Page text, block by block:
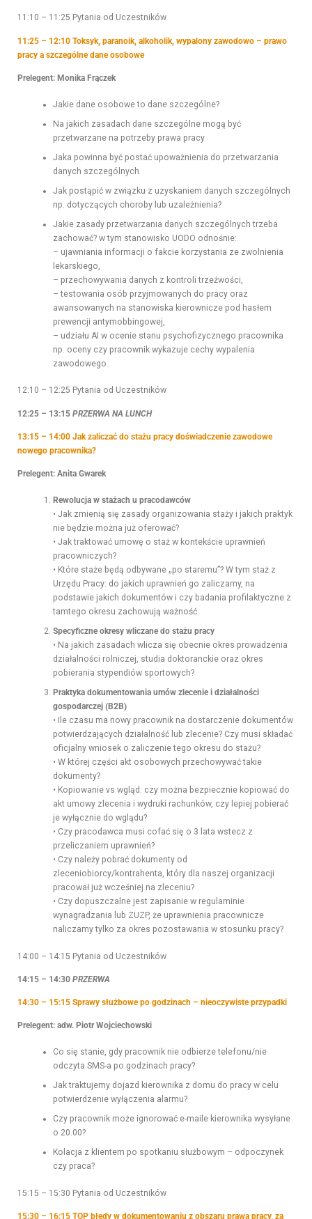
11:10 – 11:25 Pytania od Uczestników
11:25 – 12:10 Toksyk, paranoik, alkoholik, wypalony zawodowo – prawo
pracy a szczególne dane osobowe
Prelegent: Monika Frączek
Jakie dane osobowe to dane szczególne?
Na jakich zasadach dane szczególne mogą być
przetwarzane na potrzeby prawa pracy
Jaka powinna być postać upoważnienia do przetwarzania
danych szczególnych
Jak postąpić w związku z uzyskaniem danych szczególnych
np. dotyczących choroby lub uzależnienia?
Jakie zasady przetwarzania danych szczególnych trzeba
zachować? w tym stanowisko UODO odnośnie:
– ujawniania informacji o fakcie korzystania ze zwolnienia
lekarskiego,
– przechowywania danych z kontroli trzeźwości,
– testowania osób przyjmowanych do pracy oraz
awansowanych na stanowiska kierownicze pod hasłem
prewencji antymobbingowej,
– udziału AI w ocenie stanu psychofizycznego pracownika
np. oceny czy pracownik wykazuje cechy wypalenia
zawodowego.
12:10 – 12:25 Pytania od Uczestników
12:25 – 13:15 PRZERWA NA LUNCH
13:15 – 14:00 Jak zaliczać do stażu pracy doświadczenie zawodowe
nowego pracownika?
Prelegent: Anita Gwarek
Rewolucja w stażach u pracodawców
• Jak zmienią się zasady organizowania staży i jakich praktyk
nie będzie można już oferować?
• Jak traktować umowę o staż w kontekście uprawnień
pracowniczych?
• Które staże będą odbywane „po staremu”? W tym staż z
Urzędu Pracy: do jakich uprawnień go zaliczamy, na
podstawie jakich dokumentów i czy badania profilaktyczne z
tamtego okresu zachowują ważność
Specyficzne okresy wliczane do stażu pracy
• Na jakich zasadach wlicza się obecnie okres prowadzenia
działalności rolniczej, studia doktoranckie oraz okres
pobierania stypendiów sportowych?
Praktyka dokumentowania umów zlecenie i działalności
gospodarczej (B2B)
• Ile czasu ma nowy pracownik na dostarczenie dokumentów
potwierdzających działalność lub zlecenie? Czy musi składać
oficjalny wniosek o zaliczenie tego okresu do stażu?
• W której części akt osobowych przechowywać takie
dokumenty?
• Kopiowanie vs wgląd: czy można bezpiecznie kopiować do
akt umowy zlecenia i wydruki rachunków, czy lepiej pobierać
je wyłącznie do wglądu?
• Czy pracodawca musi cofać się o 3 lata wstecz z
przeliczaniem uprawnień?
• Czy należy pobrać dokumenty od
zleceniobiorcy/kontrahenta, który dla naszej organizacji
pracował już wcześniej na zleceniu?
• Czy dopuszczalne jest zapisanie w regulaminie
wynagradzania lub ZUZP, że uprawnienia pracownicze
naliczamy tylko za okres pozostawania w stosunku pracy?
14:00 – 14:15 Pytania od Uczestników
14:15 – 14:30 PRZERWA
14:30 – 15:15 Sprawy służbowe po godzinach – nieoczywiste przypadki
Prelegent: adw. Piotr Wojciechowski
Co się stanie, gdy pracownik nie odbierze telefonu/nie
odczyta SMS-a po godzinach pracy?
Jak traktujemy dojazd kierownika z domu do pracy w celu
potwierdzenie wyłączenia alarmu?
Czy pracownik może ignorować e-maile kierownika wysyłane
o 20.00?
Kolacja z klientem po spotkaniu służbowym – odpoczynek
czy praca?
15:15 – 15:30 Pytania od Uczestników
15:30 – 16:15 TOP błędy w dokumentowaniu z obszaru prawa pracy, za